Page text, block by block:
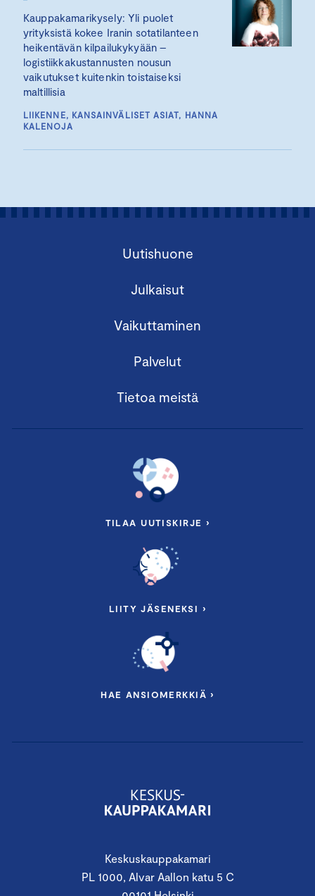
Kauppakamarikysely: Yli puolet
yrityksistä kokee Iranin sotatilanteen
heikentävän kilpailukykyään –
logistiikkakustannusten nousun
vaikutukset kuitenkin toistaiseksi
maltillisia
LIIKENNE, KANSAINVÄLISET ASIAT, HANNA
KALENOJA
Keskuskauppakamari
PL 1000, Alvar Aallon katu 5 C
Uutishuone
Julkaisut
Vaikuttaminen
Palvelut
Tietoa meistä
TILAA UUTISKIRJE ›
LIITY JÄSENEKSI ›
HAE ANSIOMERKKIÄ ›